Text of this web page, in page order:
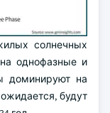
солнечных
однофазные и
доминируют на
ожидается, будут